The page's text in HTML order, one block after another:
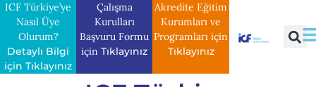
ICF Türkiye’ye
Nasıl Üye
Olurum?
Detaylı Bilgi
için Tıklayınız
Çalışma
Kurulları
Başvuru Formu
içinTıklayınız
Akredite Eğitim
Kurumları ve
Programları için
Tıklayınız